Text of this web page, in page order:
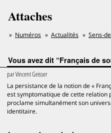
Attaches
Numéros Actualités Sens-
Vous avez dit “Français de
parVincent Geisser
La persistance de la notion de «
est symptomatique de cette
proclame simultanément son
identitaire.